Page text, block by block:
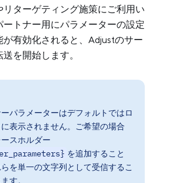
リターゲティング施策にご利用い
ートナー用にパラメーターの設定
が有効化されると、Adjustのサー
を開始します。
パラメーターはデフォルトではロ
表示されません。ご希望の場合
スホルダー
を追加すること
を単一の文字列として受信するこ
す。